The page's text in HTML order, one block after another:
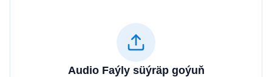
Audio Faýly süýräp goýuň